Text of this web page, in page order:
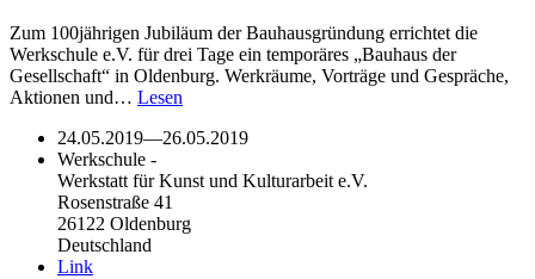
Zum 100jährigen Jubiläum der Bauhausgründung errichtet die
Werkschule e.V. für drei Tage ein temporäres „Bauhaus der
Gesellschaft“ in Oldenburg. Werkräume, Vorträge und Gespräche,
Aktionen und… Lesen
24.05.2019—26.05.2019
Werkschule -
Werkstatt für Kunst und Kulturarbeit e.V.
Rosenstraße 41
26122 Oldenburg
Deutschland
Link